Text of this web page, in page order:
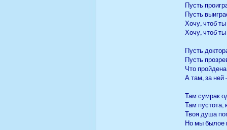
Пусть
Пусть
Хочу, чтоб
Хочу, чтоб
Пусть
Пусть
Что
А там, за ней
Там сумрак
Там пустота,
Твоя душа
Но мы былое